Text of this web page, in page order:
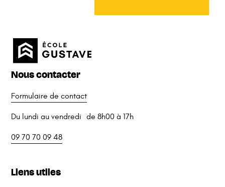
Nous contacter
Formulaire de contact
Du lundi au vendredi de 8h00 à 17h
09 70 70 09 48
Liens utiles